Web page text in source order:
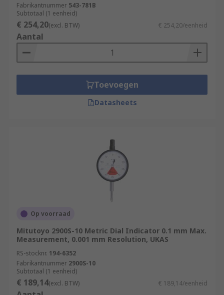
Fabrikantnummer 543-781B
Subtotaal (1 eenheid)
€ 254,20(excl. BTW) € 254,20/eenheid
Aantal
Toevoegen
Datasheets
Op voorraad
Mitutoyo 2900S-10 Metric Dial Indicator 0.1 mm Max.
Measurement, 0.001 mm Resolution, UKAS
RS-stocknr. 194-6352
Fabrikantnummer 2900S-10
Subtotaal (1 eenheid)
€ 189,14(excl. BTW) € 189,14/eenheid